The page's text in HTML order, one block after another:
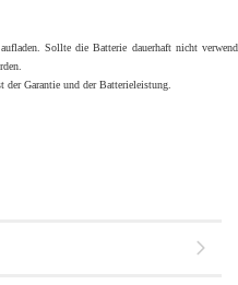
Sollte die Batterie dauerhaft nicht
Garantie und der Batterieleistung.